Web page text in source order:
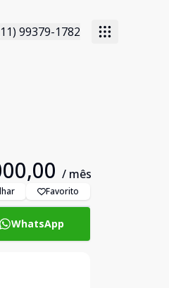
99379-1782
/ mês
Favorito
WhatsApp